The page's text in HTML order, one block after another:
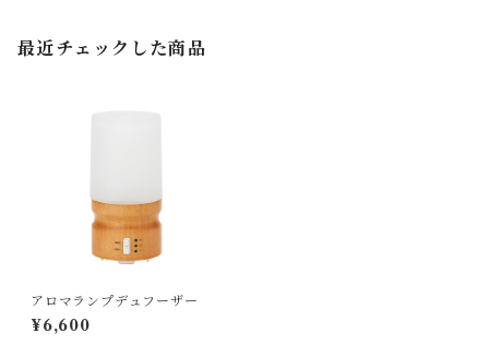
最近チェックした商品
アロマランプデュフーザー
¥6,600